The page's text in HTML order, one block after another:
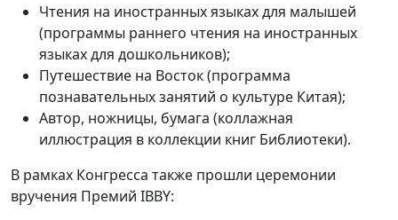
Чтения на иностранных языках для малышей
(программы раннего чтения на иностранных
языках для дошкольников);
Путешествие на Восток (программа
познавательных занятий о культуре Китая);
Автор, ножницы, бумага (коллажная
иллюстрация в коллекции книг Библиотеки).
В рамках Конгресса также прошли церемонии
вручения Премий IBBY: